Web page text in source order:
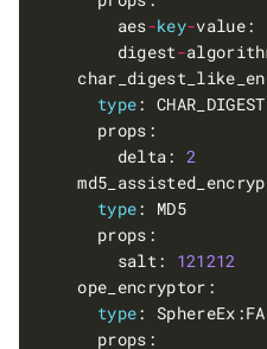
        aes
-key-value:
        digest
-
type
        delta:
2
type
: MD5
        salt:
121212
type